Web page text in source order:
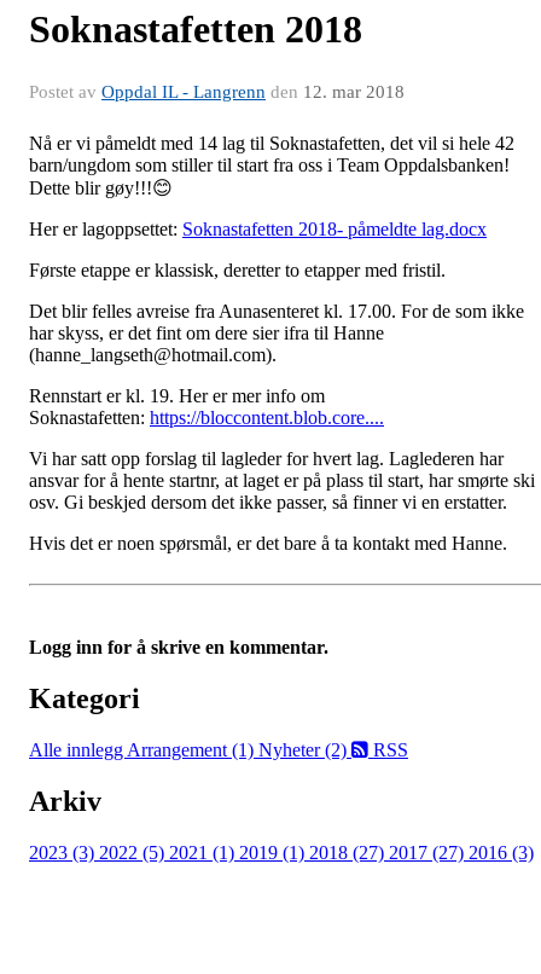
Soknastafetten 2018
Postet av Oppdal IL - Langrenn den 12. mar 2018
Nå er vi påmeldt med 14 lag til Soknastafetten, det vil si hele 42
barn/ungdom som stiller til start fra oss i Team Oppdalsbanken!
Dette blir gøy!!!😊
Her er lagoppsettet: Soknastafetten 2018- påmeldte lag.docx
Første etappe er klassisk, deretter to etapper med fristil.
Det blir felles avreise fra Aunasenteret kl. 17.00. For de som ikke
har skyss, er det fint om dere sier ifra til Hanne
(hanne_langseth@hotmail.com).
Rennstart er kl. 19. Her er mer info om
Soknastafetten: https://bloccontent.blob.core....
Vi har satt opp forslag til lagleder for hvert lag. Laglederen har
ansvar for å hente startnr, at laget er på plass til start, har smørte ski
osv. Gi beskjed dersom det ikke passer, så finner vi en erstatter.
Hvis det er noen spørsmål, er det bare å ta kontakt med Hanne.
Logg inn for å skrive en kommentar.
Kategori
Alle innlegg Arrangement (1) Nyheter (2) RSS
Arkiv
2023 (3) 2022 (5) 2021 (1) 2019 (1) 2018 (27) 2017 (27) 2016 (3)